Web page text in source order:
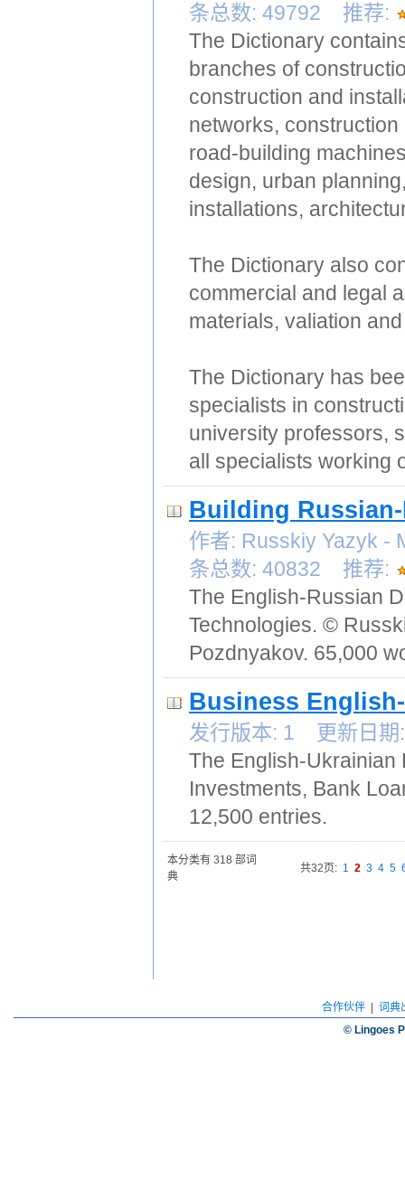
条总数: 49792 推荐:
The Dictionary
branches of
construction and
networks,
road-building
design, urban
installations,
The Dictionary also
commercial and legal
materials, valiation
The Dictionary has
specialists in
university professors,
all specialists working
Building
作者: Russkiy Yazyk
条总数: 40832 推荐:
The English-Russian
Technologies. ©
Pozdnyakov. 65,000
Business
发行版本: 1 更新日
The English-Ukrainian
Investments, Bank
12,500 entries.
本分类有 318 部词
典
共32页: 1 2 3 4 5
合作伙伴| 词典
© Lingoes